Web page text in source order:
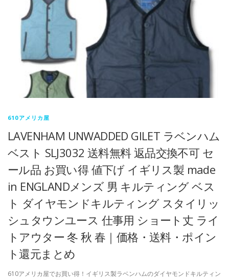
610アメリカ屋
LAVENHAM UNWADDED GILET ラベンハム
ベスト SLJ3032 送料無料 返品交換不可 セ
ール品 お買い得 値下げ イギリス製 made
in ENGLANDメンズ 男 キルティング ベス
ト ダイヤモンドキルティング スタイリッ
シュタウンユース 仕事用 ショート丈 ライ
トアウター 冬 秋 春｜価格・送料・ポイン
ト還元まとめ
610アメリカ屋でお買い得！イギリス製ラベンハムのダイヤモンドキルティン